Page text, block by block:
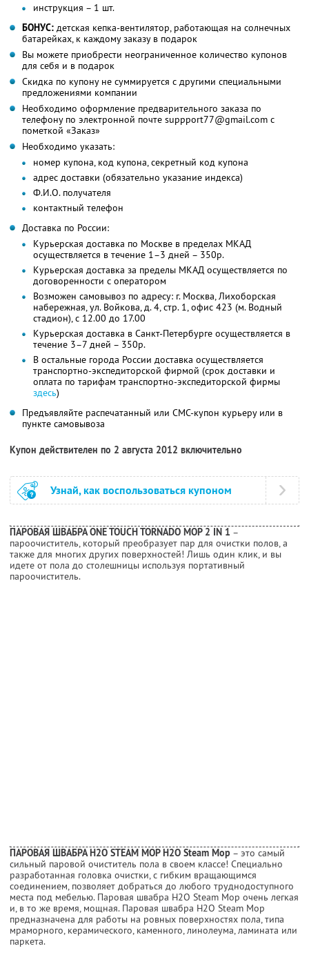
инструкция – 1 шт.
БОНУС: детская кепка-вентилятор, работающая на солнечных
батарейках, к каждому заказу в подарок
Вы можете приобрести неограниченное количество купонов
для себя и в подарок
Скидка по купону не суммируется с другими специальными
предложениями компании
Необходимо оформление предварительного заказа по
телефону по электронной почте suppport77@gmail.com с
пометкой «Заказ»
Необходимо указать:
номер купона, код купона, секретный код купона
адрес доставки (обязательно указание индекса)
Ф.И.О. получателя
контактный телефон
Доставка по России:
Курьерская доставка по Москве в пределах МКАД
осуществляется в течение 1–3 дней – 350р.
Курьерская доставка за пределы МКАД осуществляется по
договоренности с оператором
Возможен самовывоз по адресу: г. Москва, Лихоборская
набережная, ул. Войкова, д. 4, стр. 1, офис 423 (м. Водный
стадион), с 12.00 до 17.00
Курьерская доставка в Санкт-Петербурге осуществляется в
течение 3–7 дней – 350р.
В остальные города России доставка осуществляется
транспортно-экспедиторской фирмой (срок доставки и
оплата по тарифам транспортно-экспедиторской фирмы
здесь)
Предъявляйте распечатанный или СМС-купон курьеру или в
пункте самовывоза
Купон действителен по 2 августа 2012 включительно
Узнай, как воспользоваться купоном
ПАРОВАЯ ШВАБРА ONE TOUCH TORNADO MOP 2 IN 1 –
пароочиститель, который преобразует пар для очистки полов, а
также для многих других поверхностей! Лишь один клик, и вы
идете от пола до столешницы используя портативный
пароочиститель.
ПАРОВАЯ ШВАБРА Н2О STEAM MOP Н2О Steam Mop – это самый
сильный паровой очиститель пола в своем классе! Специально
разработанная головка очистки, с гибким вращающимся
соединением, позволяет добраться до любого труднодоступного
места под мебелью. Паровая швабра H2O Steam Mop очень легкая
и, в то же время, мощная. Паровая швабра H2O Steam Mop
предназначена для работы на ровных поверхностях пола, типа
мраморного, керамического, каменного, линолеума, ламината или
паркета.